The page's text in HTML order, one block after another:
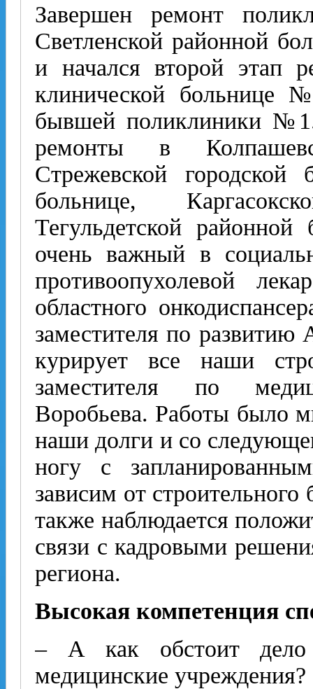
Завершен ремонт
Светленской районной
и начался второй этап
клинической
бывшей поликлиники
ремонты в
Стрежевской городской
больнице,
Тегульдетской
очень важный в
противоопухолевой
областного
заместителя по развитию
курирует все наши
заместителя по
Воробьева. Работы было
наши долги и со
ногу с
зависим от строительного
также наблюдается
связи с кадровыми
региона.
Высокая компетенция
– А как обстоит дело
медицинские учреждения?